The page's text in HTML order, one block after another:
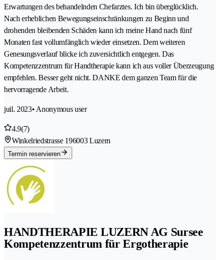
Erwartungen des behandelnden Chefarztes. Ich bin überglücklich.
Nach erheblichen Bewegungseinschränkungen zu Beginn und
drohenden bleibenden Schäden kann ich meine Hand nach fünf
Monaten fast vollumfänglich wieder einsetzen. Dem weiteren
Genesungsverlauf blicke ich zuversichtlich entgegen. Das
Kompetenzzentrum für Handtherapie kann ich aus voller Überzeugung
empfehlen. Besser geht nicht. DANKE dem ganzen Team für die
hervorragende Arbeit.
juil. 2023• Anonymous user
4.9(7)
Winkelriedstrasse 196003 Luzern
Termin reservieren
HANDTHERAPIE LUZERN AG Sursee
Kompetenzzentrum für Ergotherapie